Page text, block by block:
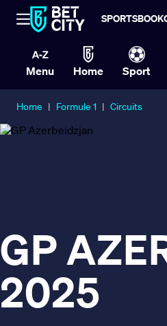
SPORTSBOOK
Menu Home Sport
Home | Formule 1 | Circuits
GP
2025